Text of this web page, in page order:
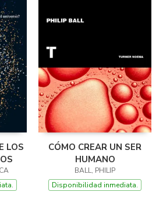
LOS
CÓMO CREAR UN SER
HUMANO
BALL, PHILIP
Disponibilidad inmediata.